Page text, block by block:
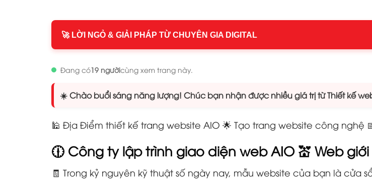
🚀 LỜI NGỎ & GIẢI PHÁP TỪ CHUYÊN GIA DIGITAL
Đang có19 ngườicùng xem trang này.
☀️ Chào buổi sáng năng lượng! Chúc bạn nhận được nhiều giá trị từ Thiết kế
🕌 Địa Điểm thiết kế trang website AIO 🌟 Tạo trang website công nghệ
🕧 Công ty lập trình giao diện web AIO 💒 Web
🧾 Trong kỷ nguyên kỹ thuật số ngày nay, mẫu website của bạn là